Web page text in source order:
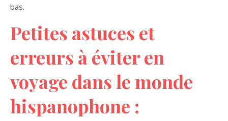
bas.
Petites astuces et
erreurs à éviter en
voyage dans le monde
hispanophone :